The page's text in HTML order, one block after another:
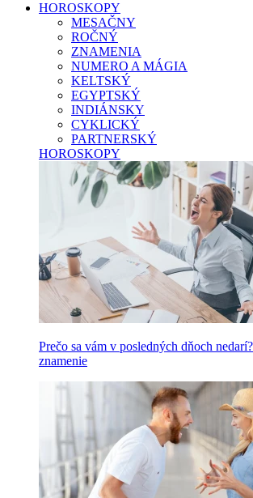
HOROSKOPY
MESAČNY
ROČNÝ
ZNAMENIA
NUMERO A MÁGIA
KELTSKÝ
EGYPTSKÝ
INDIÁNSKY
CYKLICKÝ
PARTNERSKÝ
HOROSKOPY
Prečo sa vám v posledných dňoch
znamenie